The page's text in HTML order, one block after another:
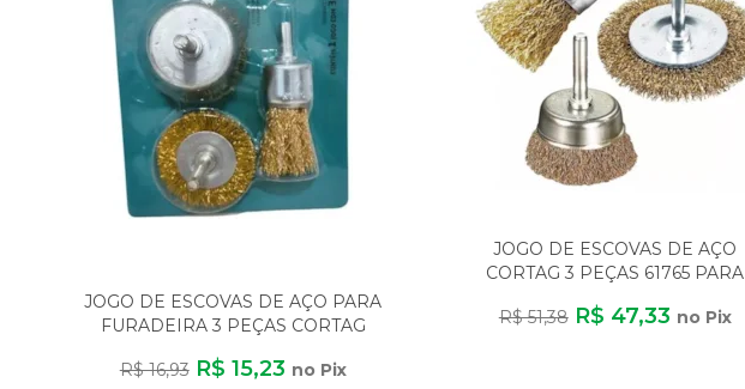
JOGO DE ESCOVAS DE AÇO PARA
FURADEIRA 3 PEÇAS CORTAG
R$ 16,93 R$ 15,23 no Pix
JOGO DE ESCOVAS DE AÇO
CORTAG 3 PEÇAS 61765 PARA
R$ 51,38 R$ 47,33 no Pix